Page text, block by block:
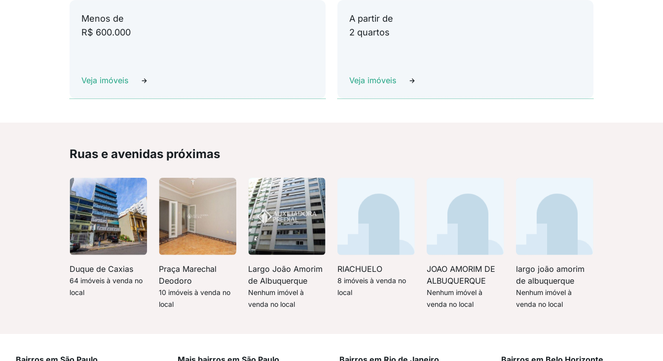
Menos de
R$ 600.000
Veja imóveis
A partir de
2 quartos
Veja imóveis
Ruas e avenidas próximas
Duque de Caxias
64 imóveis à venda no
local
Praça Marechal
Deodoro
10 imóveis à venda no
local
Largo João Amorim
de Albuquerque
Nenhum imóvel à
venda no local
RIACHUELO
8 imóveis à venda no
local
JOAO AMORIM DE
ALBUQUERQUE
Nenhum imóvel à
venda no local
largo joão amorim
de albuquerque
Nenhum imóvel à
venda no local